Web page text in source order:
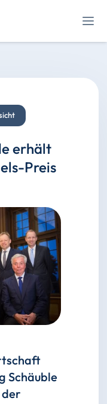
erhält
Preis
Schäuble
der